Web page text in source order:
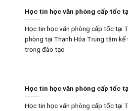
Học tin học văn phòng cấp tốc
Học tin học văn phòng cấp tốc tại
phòng tại Thanh Hóa Trung tâm
trong đào tạo
Học tin học văn phòng cấp tốc
Học tin học văn phòng cấp tốc tại